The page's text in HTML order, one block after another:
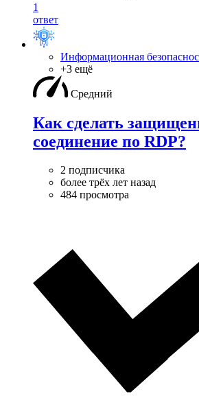
1
ответ
Информационная
+3 ещё
Средний
Как сделать
соединение по RDP?
2 подписчика
более трёх лет назад
484 просмотра